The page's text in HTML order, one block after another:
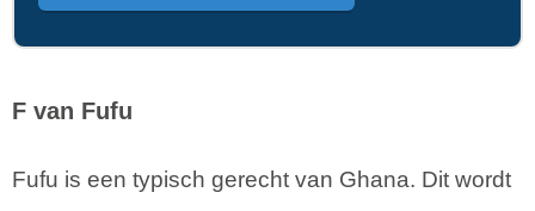
F van Fufu
Fufu is een typisch gerecht van Ghana. Dit wordt